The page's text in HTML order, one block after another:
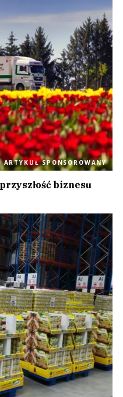
ARTYKUŁ SPONSOROWANY
biznesu